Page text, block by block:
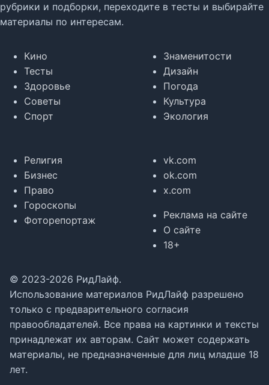
рубрики и подборки, переходите в тесты и выбирайте
материалы по интересам.
Кино
Тесты
Здоровье
Советы
Спорт
Знаменитости
Дизайн
Погода
Культура
Экология
Религия
Бизнес
Право
Гороскопы
Фоторепортаж
vk.com
ok.com
x.com
Реклама на сайте
О сайте
18+
© 2023-2026 РидЛайф.
Использование материалов РидЛайф разрешено
только с предварительного согласия
правообладателей. Все права на картинки и тексты
принадлежат их авторам. Сайт может содержать
материалы, не предназначенные для лиц младше 18
лет.